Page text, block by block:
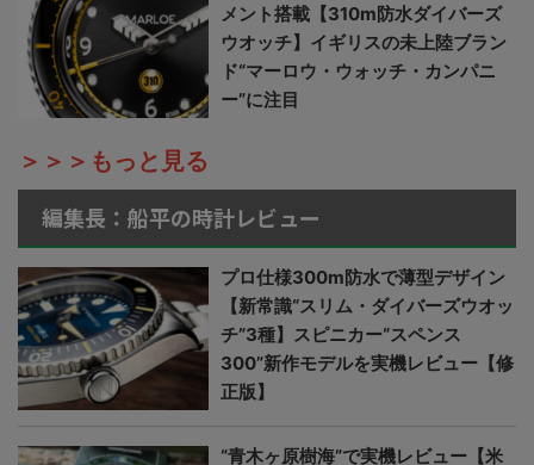
メント搭載【310m防水ダイバーズ
ウオッチ】イギリスの未上陸ブラン
ド“マーロウ・ウォッチ・カンパニ
ー”に注目
＞＞＞もっと見る
編集長：船平の時計レビュー
プロ仕様300m防水で薄型デザイン
【新常識“スリム・ダイバーズウオッ
チ”3種】スピニカー“スペンス
300”新作モデルを実機レビュー【修
正版】
“青木ヶ原樹海”で実機レビュー【米